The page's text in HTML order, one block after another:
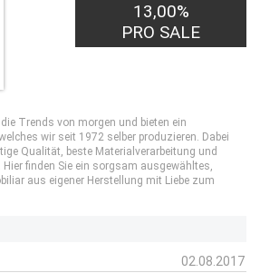
13,00%
PRO SALE
Trends von morgen und bieten ein
wir seit 1972 selber produzieren. Dabei
Qualität, beste Materialverarbeitung und
Hier finden Sie ein sorgsam ausgewähltes,
aus eigener Herstellung mit Liebe zum
02.08.2017